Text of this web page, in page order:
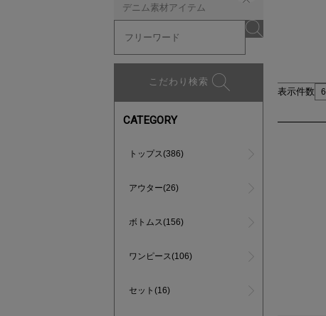
デニム素材アイテム
こだわり検索
CATEGORY
トップス(386)
アウター(26)
ボトムス(156)
ワンピース(106)
セット(16)
表示件数